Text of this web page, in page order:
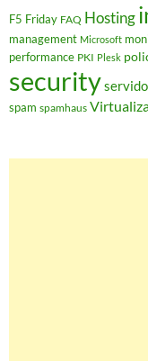
F5 Friday FAQ Hosting
management Microsoft
performance PKI Plesk
security
spam spamhaus